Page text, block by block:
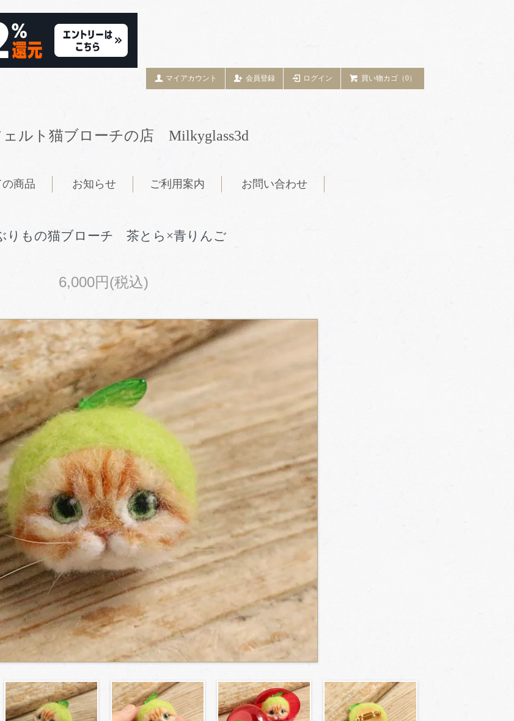
買い物カゴ（0）
ログイン
会員登録
マイアカウント
ェルト猫ブローチの店 Milkyglass3d
商品 お知らせ ご利用案内 お問い合わせ
りもの猫ブローチ 茶とら×青りんご
6,000円(税込)